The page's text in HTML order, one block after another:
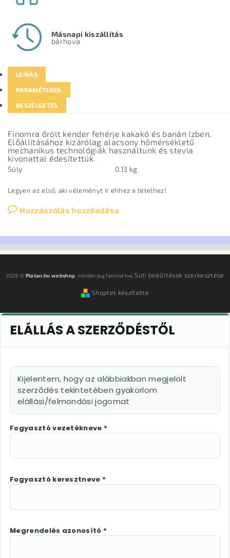
Másnapi kiszállítás
bárhova
LEÍRÁS
PARAMÉTEREK
BESZÉLGETÉS
Finomra őrölt kender fehérje kakakó és banán ízben.
Előállításához kizárólag alacsony hőmérsékletű
mechanikus technológiák használtunk és stevia
kivonattal édesítettük.
Súly 0.13 kg
Legyen az első, aki véleményt ír ehhez a tételhez!
Hozzászólás hozzáadása
2026 © Platan.hu webshop , minden jog fenntartva.Süti beállítások szerkesztése
Shoptet készítette
ELÁLLÁS A SZERZŐDÉSTŐL
Kijelentem, hogy az alábbiakban megjelölt
szerződés tekintetében gyakorlom
elállási/felmondási jogomat
Fogyasztó vezetékneve *
Fogyasztó keresztneve *
Megrendelés azonosító *